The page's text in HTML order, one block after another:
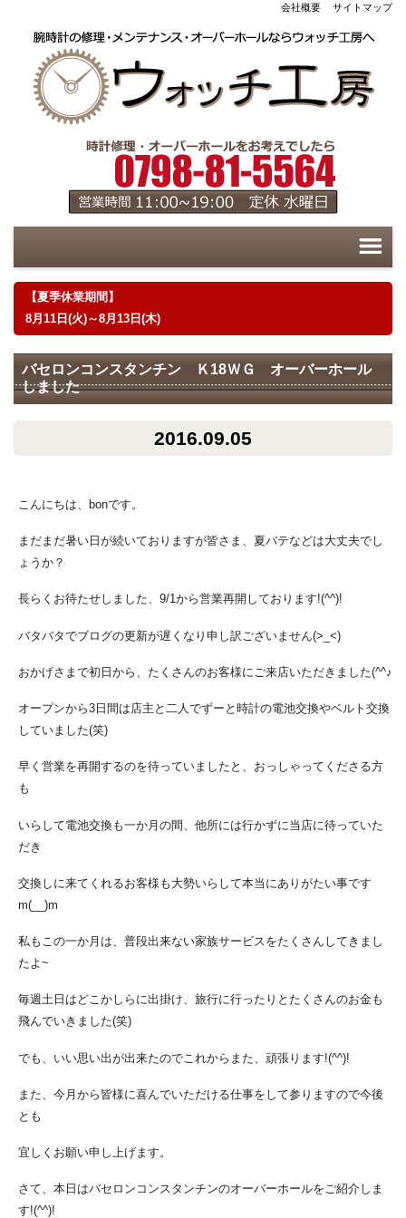
会社概要 サイトマップ
【夏季休業期間】
8月11日(火)～8月13日(木)
バセロンコンスタンチン Ｋ18ＷＧ オーバーホール
しました
2016.09.05
こんにちは、bonです。
まだまだ暑い日が続いておりますが皆さま、夏バテなどは大丈夫でし
ょうか？
長らくお待たせしました、9/1から営業再開しております!(^^)!
バタバタでブログの更新が遅くなり申し訳ございません(>_<)
おかげさまで初日から、たくさんのお客様にご来店いただきました(^^♪
オープンから3日間は店主と二人でずーと時計の電池交換やベルト交換
していました(笑)
早く営業を再開するのを待っていましたと、おっしゃってくださる方
も
いらして電池交換も一か月の間、他所には行かずに当店に待っていた
だき
交換しに来てくれるお客様も大勢いらして本当にありがたい事です
m(__)m
私もこの一か月は、普段出来ない家族サービスをたくさんしてきまし
たよ~
毎週土日はどこかしらに出掛け、旅行に行ったりとたくさんのお金も
飛んでいきました(笑)
でも、いい思い出が出来たのでこれからまた、頑張ります!(^^)!
また、今月から皆様に喜んでいただける仕事をして参りますので今後
とも
宜しくお願い申し上げます。
さて、本日はバセロンコンスタンチンのオーバーホールをご紹介しま
す!(^^)!